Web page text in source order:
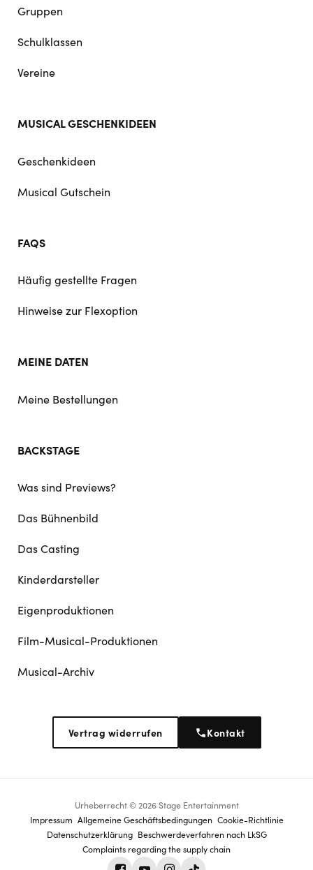
Gruppen
Schulklassen
Vereine
MUSICAL GESCHENKIDEEN
Geschenkideen
Musical Gutschein
FAQS
Häufig gestellte Fragen
Hinweise zur Flexoption
MEINE DATEN
Meine Bestellungen
BACKSTAGE
Was sind Previews?
Das Bühnenbild
Das Casting
Kinderdarsteller
Eigenproduktionen
Film-Musical-Produktionen
Musical-Archiv
Vertrag widerrufen Kontakt
Urheberrecht © 2026 Stage Entertainment
Footer
navigation
Impressum Allgemeine Geschäftsbedingungen Cookie-Richtlinie
Datenschutz­erklärung Beschwerdeverfahren nach LkSG
Complaints regarding the supply chain